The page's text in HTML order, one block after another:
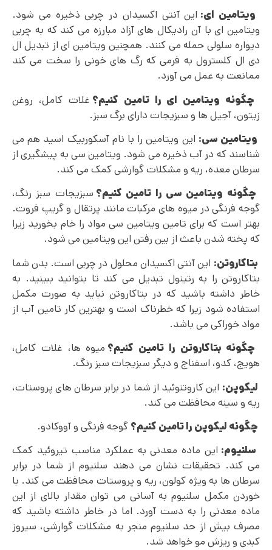
ویتامین ای: این آنتی اکسیدان در چربی ذخیره می شود.
ویتامین ای با آن رادیکال‌ های آزاد مبارزه می ‌کند که به چربی
دیواره سلولی حمله می‌ کنند. همچنین ویتامین ای از تبدیل ال
دی ال کلسترول به فرمی که رگ های خونی را سخت می کند
ممانعت به عمل می آورد.
چگونه ویتامین ای را تامین کنیم؟ غلات کامل، روغن
زیتون، آجیل ها و سبزیجات دارای برگ سبز.
ویتامین سی: این ویتامین را با نام آسکوربیک اسید هم می
شناسند که در آب ذخیره می شود. ویتامین سی به پیشگیری از
سرطان معده، ریه و مشکلات گوارشی کمک می کند.
چگونه ویتامین سی را تامین کنیم؟ سبزیجات سبز رنگ،
گوجه فرنگی در میوه های مرکبات مانند پرتقال و گریپ فروت.
بهتر است که برای تامین ویتامین سی مواد را خام بخورید زیرا
که پخته شدن باعث از بین رفتن این ویتامین می شود.
بتاکاروتن: این آنتی اکسیدان محلول در چربی است. بدن شما
بتاکاروتن را به رتینول تبدیل می کند تا بتوانید ببینید. به
خاطر داشته باشید که در بتاکاروتن نباید به صورت مکمل
استفاده شود زیرا که خطرناک است و بهترین کار تامین آب از
مواد خوراکی می باشد.
چگونه بتاکاروتن را تامین کنیم؟ میوه ها، غلات کامل،
هویج، کدو، اسفناج و دیگر سبزیجات سبز رنگ.
لیکوپن: این کاروتنوئید از شما در برابر سرطان‌ های پروستات،
ریه و سینه محافظت می کند.
چگونه لیکوپن را تامین کنیم؟ گوجه فرنگی و آووکادو.
سلنیوم: این ماده معدنی به عملکرد مناسب تیروئید کمک
می کند. تحقیقات نشان می دهند سلنیوم از شما در برابر
سرطان ها به ویژه کولون، ریه و پروستات محافظت می کند. با
خوردن مکمل سلنیوم به آسانی می توان مقدار بالای از این
ماده معدنی را به دست آورد. اما در خاطر داشته باشید که
مصرف بیش از حد سلنیوم منجر به مشکلات گوارشی، سیروز
کبدی و ریزش مو خواهد شد.